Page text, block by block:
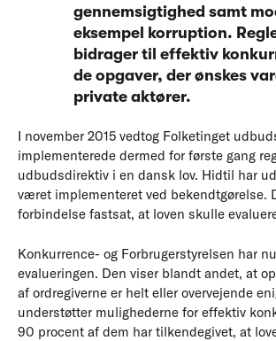
gennemsigtighed samt
eksempel korruption.
bidrager til effektiv
de opgaver, der ønskes
private aktører.
I november 2015 vedtog Folketinget
implementerede dermed for første gang
udbudsdirektiv i en dansk lov. Hidtil har
været implementeret ved bekendtgørelse.
forbindelse fastsat, at loven skulle
Konkurrence- og Forbrugerstyrelsen har
evalueringen. Den viser blandt andet, at
af ordregiverne er helt eller overvejende
understøtter mulighederne for effektiv
90 procent af dem har tilkendegivet, at